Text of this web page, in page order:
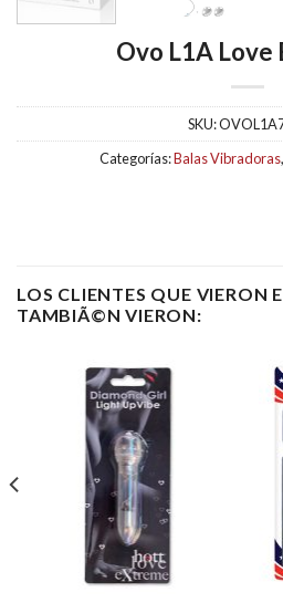
Ovo L1A Love
SKU:
Categorías:Balas Vibradoras,
LOS CLIENTES QUE VIERON
TAMBIÃ©N VIERON: